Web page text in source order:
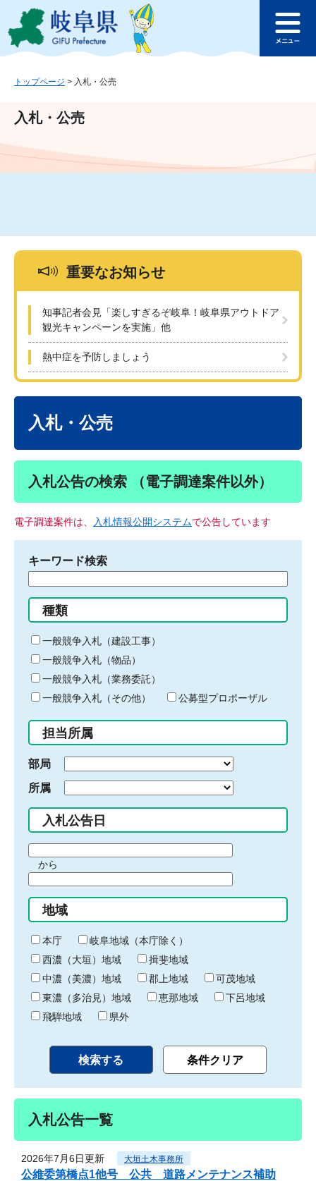
ジ
ュ
文
このページの本文へ
ュ
トップページ > 入札・公売
入札・公売
重要なお知らせ
知事記者会見「楽しすぎるぞ岐阜！岐阜県アウトドア
観光キャンペーンを実施」他
熱中症を予防しましょう
入札・公売
入札公告の検索 （電子調達案件以外）
電子調達案件は、 入札情報公開システムで公告しています
キーワード検索
る
キ
ー
ワ
ー
ド
入
力
種類
一般競争入札（建設工事）
一般競争入札（物品）
一般競争入札（業務委託）
一般競争入札（その他）
公募型プロポーザル
担当所属
部局
所属
入札公告日
間
始
り
から
間
終
わ
り
地域
本庁
岐阜地域（本庁除く）
西濃（大垣）地域
揖斐地域
中濃（美濃）地域
郡上地域
可茂地域
東濃（多治見）地域
恵那地域
下呂地域
飛騨地域
県外
入札公告一覧
2026年7月6日更新 大垣土木事務所
公維委第橋点1他号 公共 道路メンテナンス補助